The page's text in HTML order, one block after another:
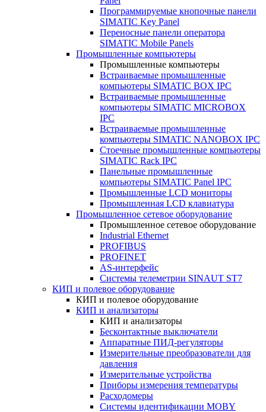
Программируемые кнопочные панели
SIMATIC Key Panel
Переносные панели оператора
SIMATIC Mobile Panels
Промышленные компьютеры
Промышленные компьютеры
Встраиваемые промышленные
компьютеры SIMATIC BOX IPC
Встраиваемые промышленные
компьютеры SIMATIC MICROBOX
IPC
Встраиваемые промышленные
компьютеры SIMATIC NANOBOX IPC
Стоечные промышленные компьютеры
SIMATIC Rack IPC
Панельные промышленные
компьютеры SIMATIC Panel IPC
Промышленные LCD мониторы
Промышленная LCD клавиатура
Промышленное сетевое оборудование
Промышленное сетевое оборудование
Industrial Ethernet
PROFIBUS
PROFINET
AS-интерфейс
Системы телеметрии SINAUT ST7
КИП и полевое оборудование
КИП и полевое оборудование
КИП и анализаторы
КИП и анализаторы
Бесконтактные выключатели
Аппаратные ПИД-регуляторы
Измерительные преобразователи для
давления
Измерительные устройства
Приборы измерения температуры
Расходомеры
Системы идентификации MOBY